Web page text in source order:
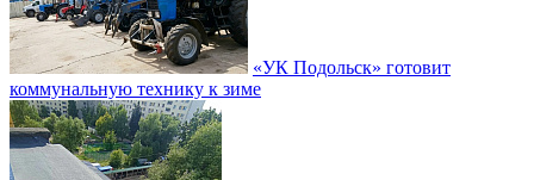
«УК Подольск» готовит
коммунальную технику к зиме